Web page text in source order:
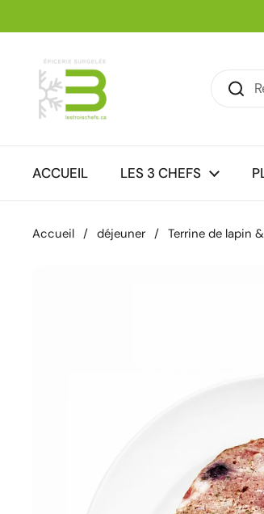
ACCUEIL LES 3 CHEFS
Accueil / déjeuner / Terrine de lapin